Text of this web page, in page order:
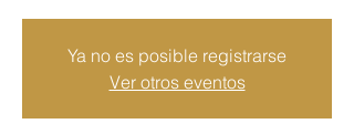
Ya no es posible registrarse
Ver otros eventos